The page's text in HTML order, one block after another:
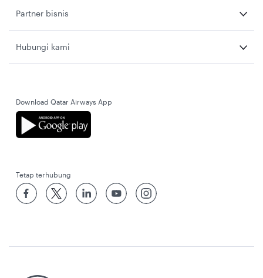
Partner bisnis
Hubungi kami
Download Qatar Airways App
Tetap terhubung